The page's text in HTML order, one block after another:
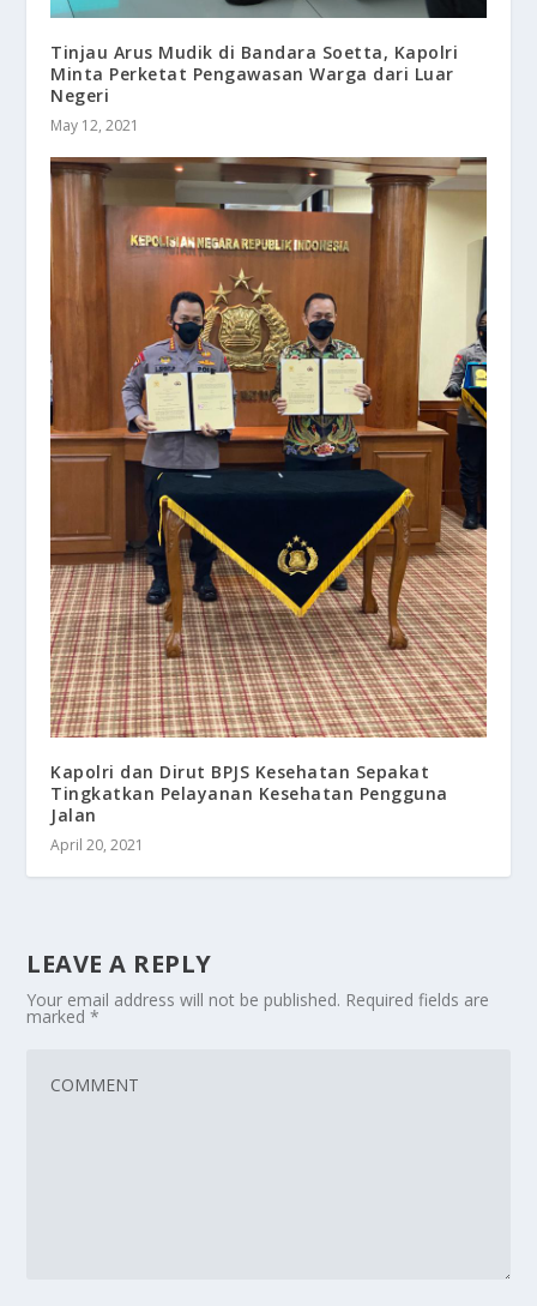
Tinjau Arus Mudik di Bandara Soetta, Kapolri
Minta Perketat Pengawasan Warga dari Luar
Negeri
May 12, 2021
Kapolri dan Dirut BPJS Kesehatan Sepakat
Tingkatkan Pelayanan Kesehatan Pengguna
Jalan
April 20, 2021
LEAVE A REPLY
Your email address will not be published. Required fields are
marked*